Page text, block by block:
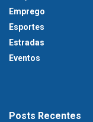
Emprego
Esportes
Estradas
Eventos
Posts Recentes